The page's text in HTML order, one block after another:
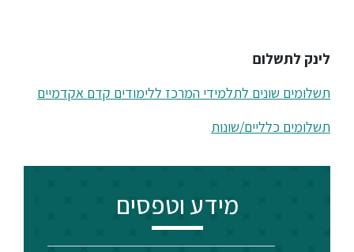
בוגרים
סגל
שכר
לינק לתשלום
תשלומים שונים לתלמידי המרכז ללימודים קדם אקדמיים
תשלומים כלליים/שונות
מידע וטפסים